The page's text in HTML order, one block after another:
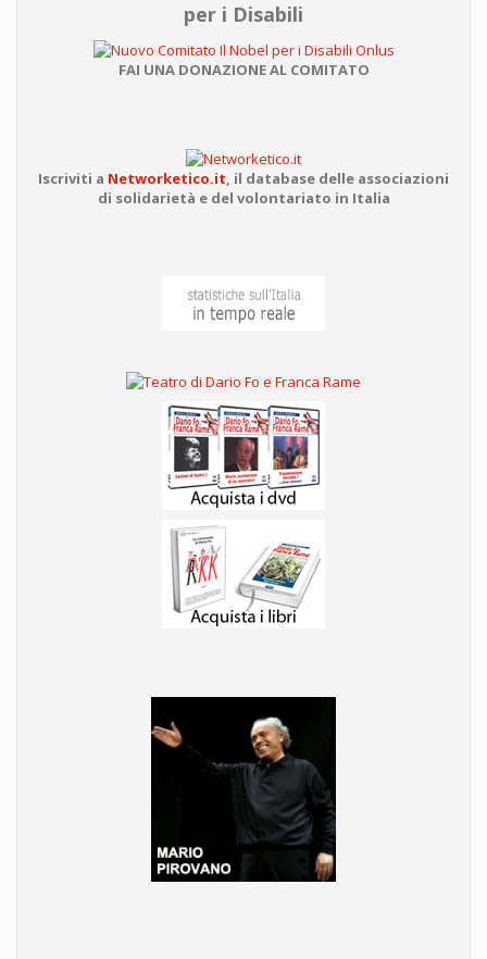
per i Disabili
FAI UNA DONAZIONE AL COMITATO
Iscriviti a Networketico.it, il database delle associazioni
di solidarietà e del volontariato in Italia